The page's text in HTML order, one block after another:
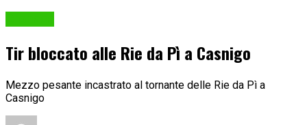
Tir bloccato alle Rie da Pì a Casnigo
Mezzo pesante incastrato al tornante delle Rie da Pì a
Casnigo